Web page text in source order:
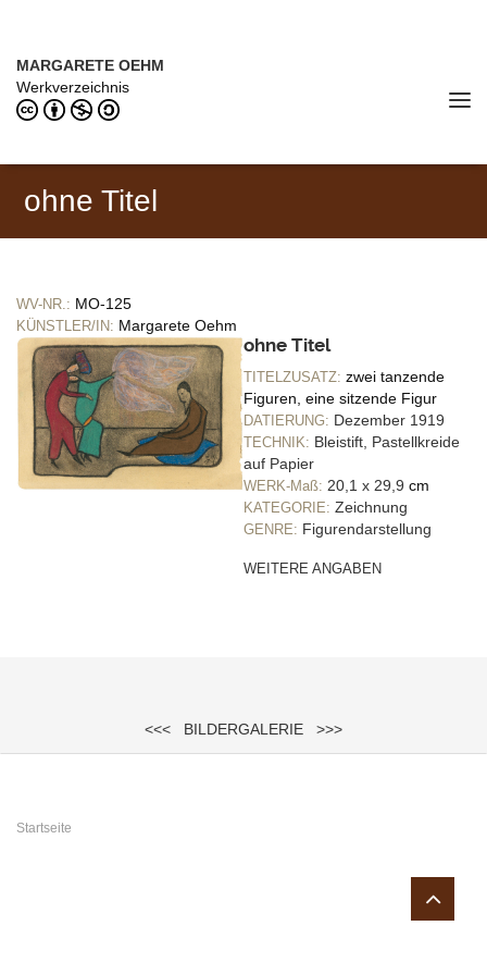
MARGARETE OEHM
Werkverzeichnis
ohne Titel
WV-NR.: MO-125
KÜNSTLER/IN: Margarete Oehm
ohne Titel
TITELZUSATZ: zwei tanzende
Figuren, eine sitzende Figur
DATIERUNG: Dezember 1919
TECHNIK: Bleistift, Pastellkreide
auf Papier
WERK-Maß: 20,1 x 29,9 cm
KATEGORIE: Zeichnung
GENRE: Figurendarstellung
WEITERE ANGABEN
<<< BILDERGALERIE >>>
Sie sind hier
Startseite